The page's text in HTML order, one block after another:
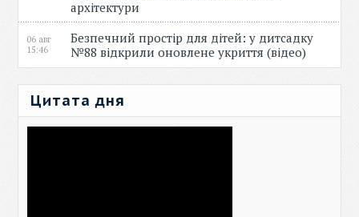
архітектури
06 авг
15:46
Безпечний простір для дітей: у дитсадку
№88 відкрили оновлене укриття (відео)
Цитата дня